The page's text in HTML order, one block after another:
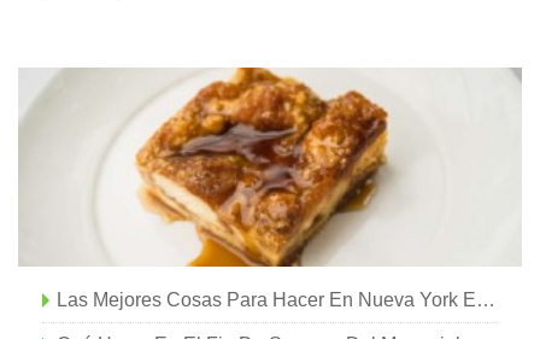
Las Mejores Cosas Para Hacer En Nueva York Este Junio